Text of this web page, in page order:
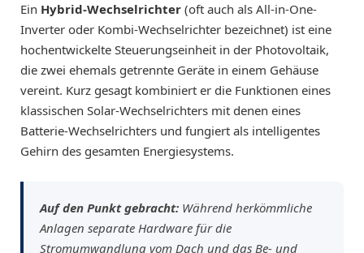
Ein Hybrid-Wechselrichter (oft auch als All-in-One-
Inverter oder Kombi-Wechselrichter bezeichnet) ist eine
hochentwickelte Steuerungseinheit in der Photovoltaik,
die zwei ehemals getrennte Geräte in einem Gehäuse
vereint. Kurz gesagt kombiniert er die Funktionen eines
klassischen Solar-Wechselrichters mit denen eines
Batterie-Wechselrichters und fungiert als intelligentes
Gehirn des gesamten Energiesystems.
Auf den Punkt gebracht: Während herkömmliche
Anlagen separate Hardware für die
Stromumwandlung vom Dach und das Be- und